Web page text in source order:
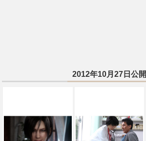
2012年10月27日公開